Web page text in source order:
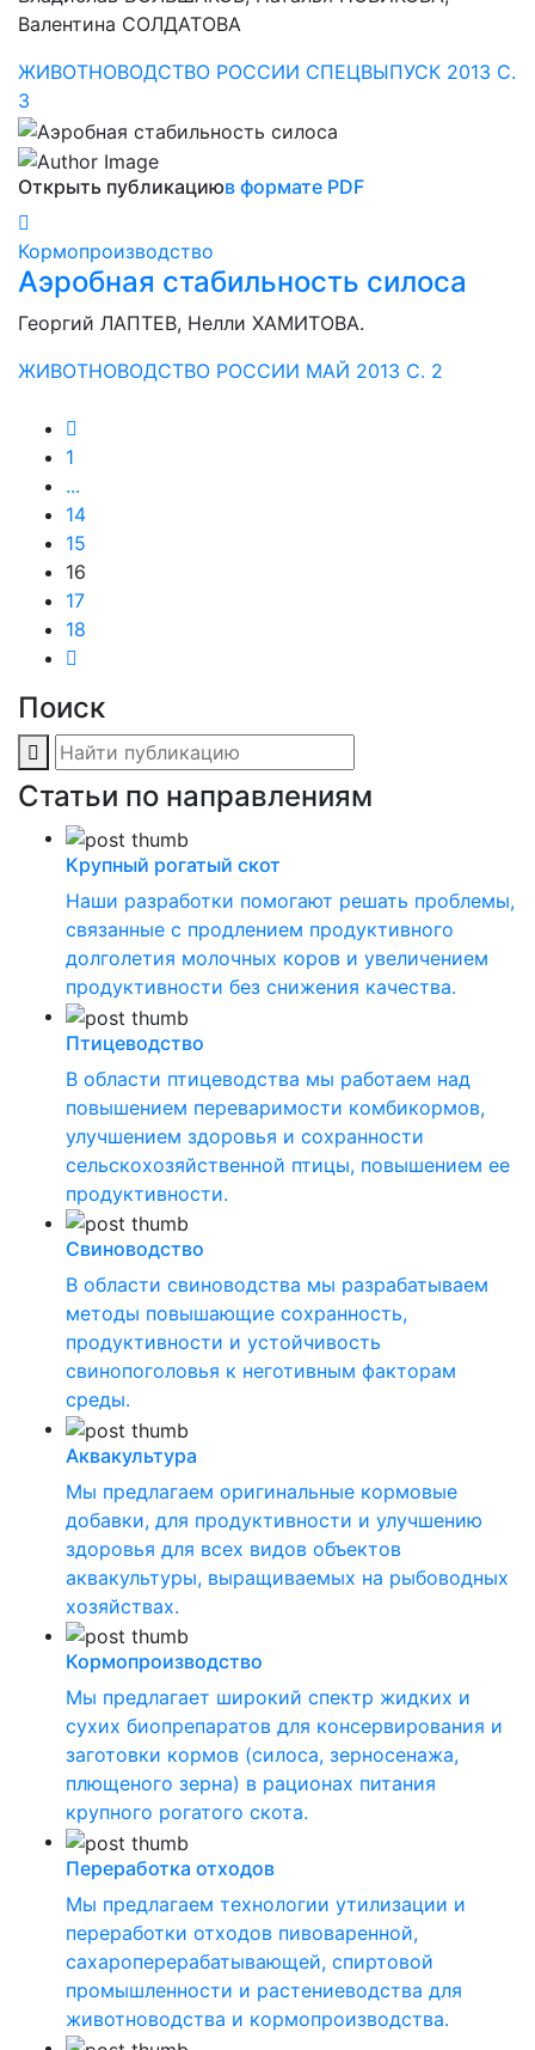
Валентина СОЛДАТОВА
ЖИВОТНОВОДСТВО РОССИИ СПЕЦВЫПУСК 2013 С.
3
Открыть публикациюв формате PDF
Кормопроизводство
Аэробная стабильность силоса
Георгий ЛАПТЕВ, Нелли ХАМИТОВА.
ЖИВОТНОВОДСТВО РОССИИ МАЙ 2013 С. 2
1
...
14
15
16
17
18
Поиск
Статьи по направлениям
Крупный рогатый скот
Наши разработки помогают решать проблемы,
связанные с продлением продуктивного
долголетия молочных коров и увеличением
продуктивности без снижения качества.
Птицеводство
В области птицеводства мы работаем над
повышением переваримости комбикормов,
улучшением здоровья и сохранности
сельскохозяйственной птицы, повышением ее
продуктивности.
Свиноводство
В области свиноводства мы разрабатываем
методы повышающие сохранность,
продуктивности и устойчивость
свинопоголовья к неготивным факторам
среды.
Аквакультура
Мы предлагаем оригинальные кормовые
добавки, для продуктивности и улучшению
здоровья для всех видов объектов
аквакультуры, выращиваемых на рыбоводных
хозяйствах.
Кормопроизводство
Мы предлагает широкий спектр жидких и
сухих биопрепаратов для консервирования и
заготовки кормов (силоса, зерносенажа,
плющеного зерна) в рационах питания
крупного рогатого скота.
Переработка отходов
Мы предлагаем технологии утилизации и
переработки отходов пивоваренной,
сахароперерабатывающей, спиртовой
промышленности и растениеводства для
животноводства и кормопроизводства.